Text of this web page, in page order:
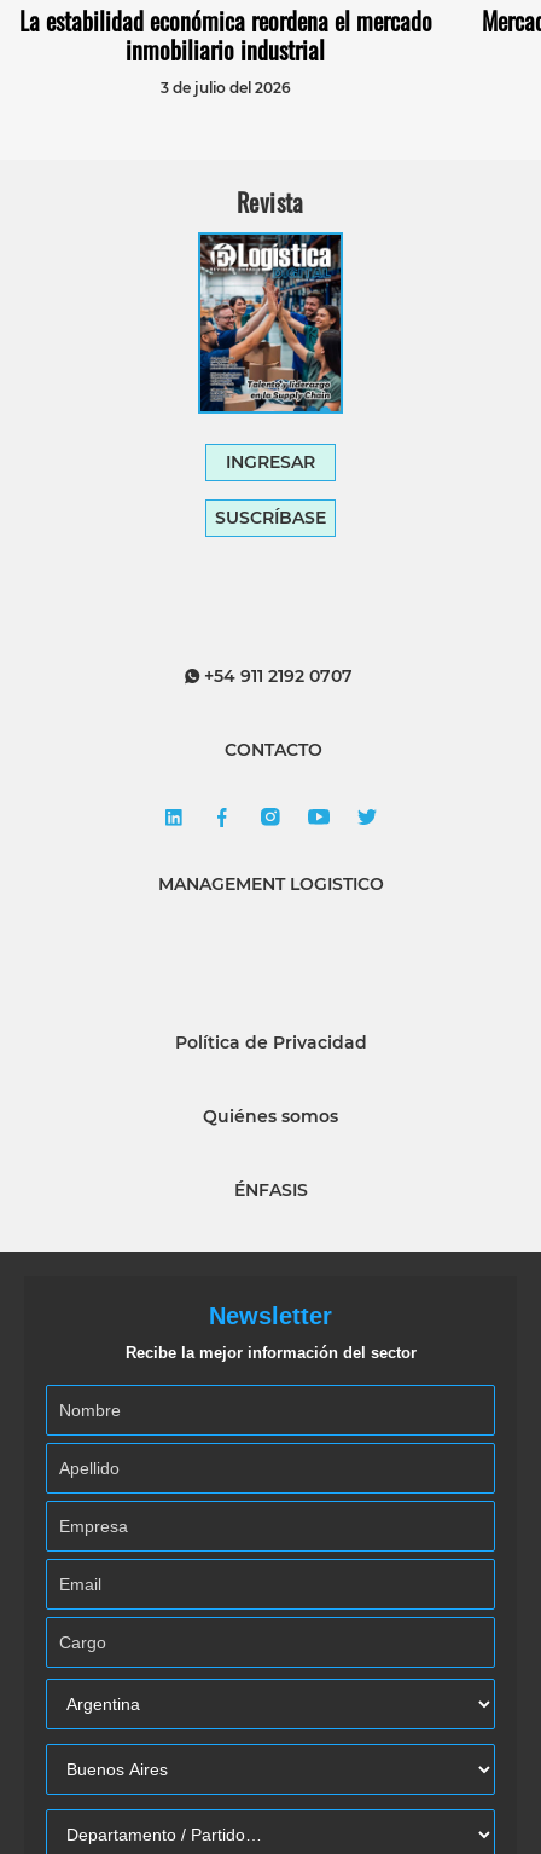
La estabilidad económica reordena el mercado
inmobiliario industrial
3 de julio del 2026
Revista
INGRESAR
SUSCRÍBASE
+54 911 2192 0707
CONTACTO
MANAGEMENT LOGISTICO
Política de Privacidad
Quiénes somos
ÉNFASIS
Newsletter
Recibe la mejor información del sector